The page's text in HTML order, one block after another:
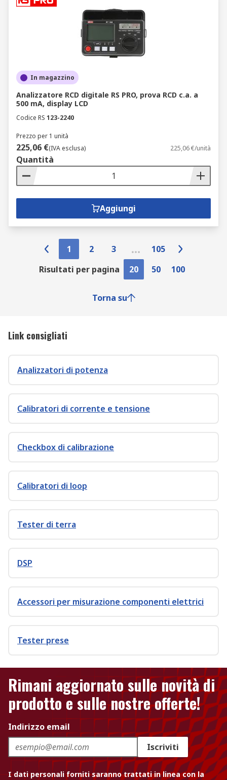
In magazzino
Analizzatore RCD digitale RS PRO, prova RCD c.a. a
500 mA, display LCD
Codice RS 123-2240
Prezzo per 1 unità
225,06 €(IVA esclusa) 225,06 €/unità
Quantità
Aggiungi
1 2 3
105
Risultati per pagina
20 50 100
Torna su
Link consigliati
Analizzatori di potenza
Calibratori di corrente e tensione
Checkbox di calibrazione
Calibratori di loop
Tester di terra
DSP
Accessori per misurazione componenti elettrici
Tester prese
Rimani aggiornato sulle novità di
prodotto e sulle nostre offerte!
Indirizzo email
Iscriviti
I dati personali forniti saranno trattati in linea con la